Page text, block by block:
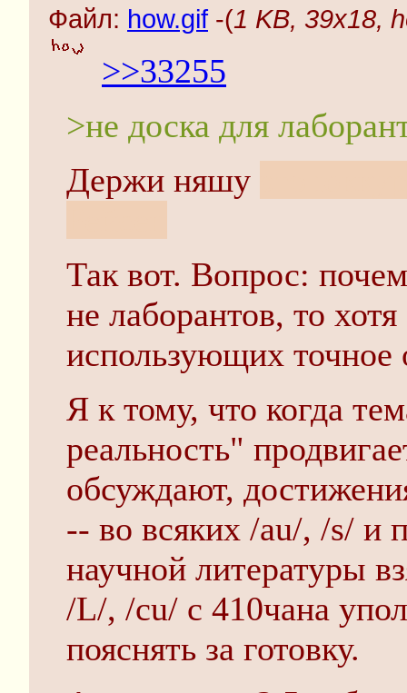
Файл: how.gif -(1 KB, 39x18,
>>33255
>не доска для
Держи няшу
Так вот. Вопрос:
не лаборантов, то
использующих точное
Я к тому, что когда
реальность"
обсуждают,
-- во всяких /au/, /s/ и
научной литературы
/L/, /cu/ с 410чана
пояснять за готовку.